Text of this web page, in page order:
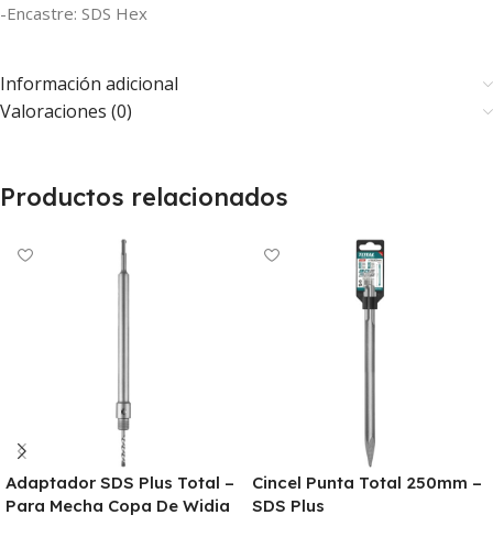
-Encastre: SDS Hex
Información adicional
Valoraciones (0)
Productos relacionados
Adaptador SDS Plus Total –
Para Mecha Copa De Widia
Cincel Punta Total 250mm –
SDS Plus